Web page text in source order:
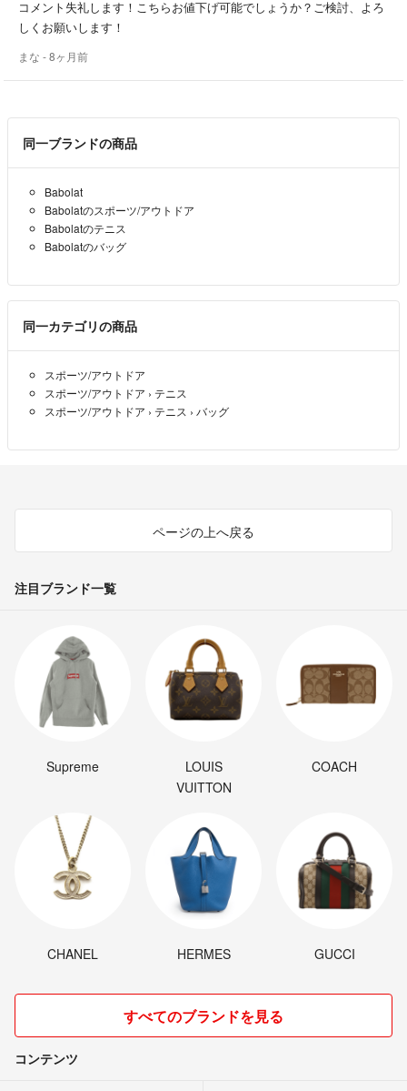
コメント失礼します！こちらお値下げ可能でしょうか？ご検討、よろ
しくお願いします！
まな - 8ヶ月前
同一ブランドの商品
Babolat
Babolatのスポーツ/アウトドア
Babolatのテニス
Babolatのバッグ
同一カテゴリの商品
スポーツ/アウトドア
スポーツ/アウトドア › テニス
スポーツ/アウトドア › テニス › バッグ
ページの上へ戻る
注目ブランド一覧
Supreme
LOUIS
VUITTON
COACH
CHANEL HERMES GUCCI
すべてのブランドを見る
コンテンツ